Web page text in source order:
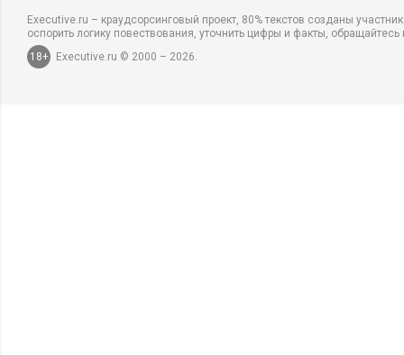
Executive.ru – краудсорсинговый проект, 80% текстов созданы
оспорить логику повествования, уточнить цифры и факты,
18+
Executive.ru © 2000 – 2026.